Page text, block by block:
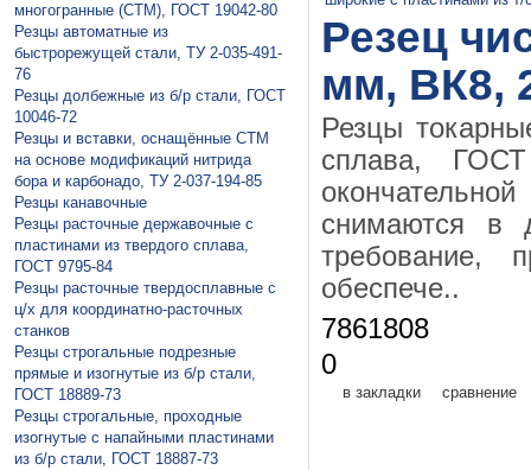
многогранные (СТМ), ГОСТ 19042-80
Резцы автоматные из
быстрорежущей стали, ТУ 2-035-491-
76
Резцы долбежные из б/р стали, ГОСТ
10046-72
Резцы и вставки, оснащённые СТМ
на основе модификаций нитрида
бора и карбонадо, ТУ 2-037-194-85
Резцы канавочные
Резцы расточные державочные с
пластинами из твердого сплава,
ГОСТ 9795-84
Резцы расточные твердосплавные с
ц/х для координатно-расточных
станков
Резцы строгальные подрезные
прямые и изогнутые из б/р стали,
ГОСТ 18889-73
Резцы строгальные, проходные
изогнутые с напайными пластинами
из б/р стали, ГОСТ 18887-73
Резец
мм, ВК8,
Резцы
сплава,
снимаются в
требование,
обеспече..
7861808
0
в закладки сравнение